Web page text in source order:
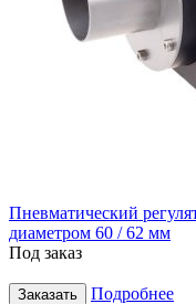
Пневматический
диаметром 60 / 62 мм
Под заказ
Заказать Подробнее